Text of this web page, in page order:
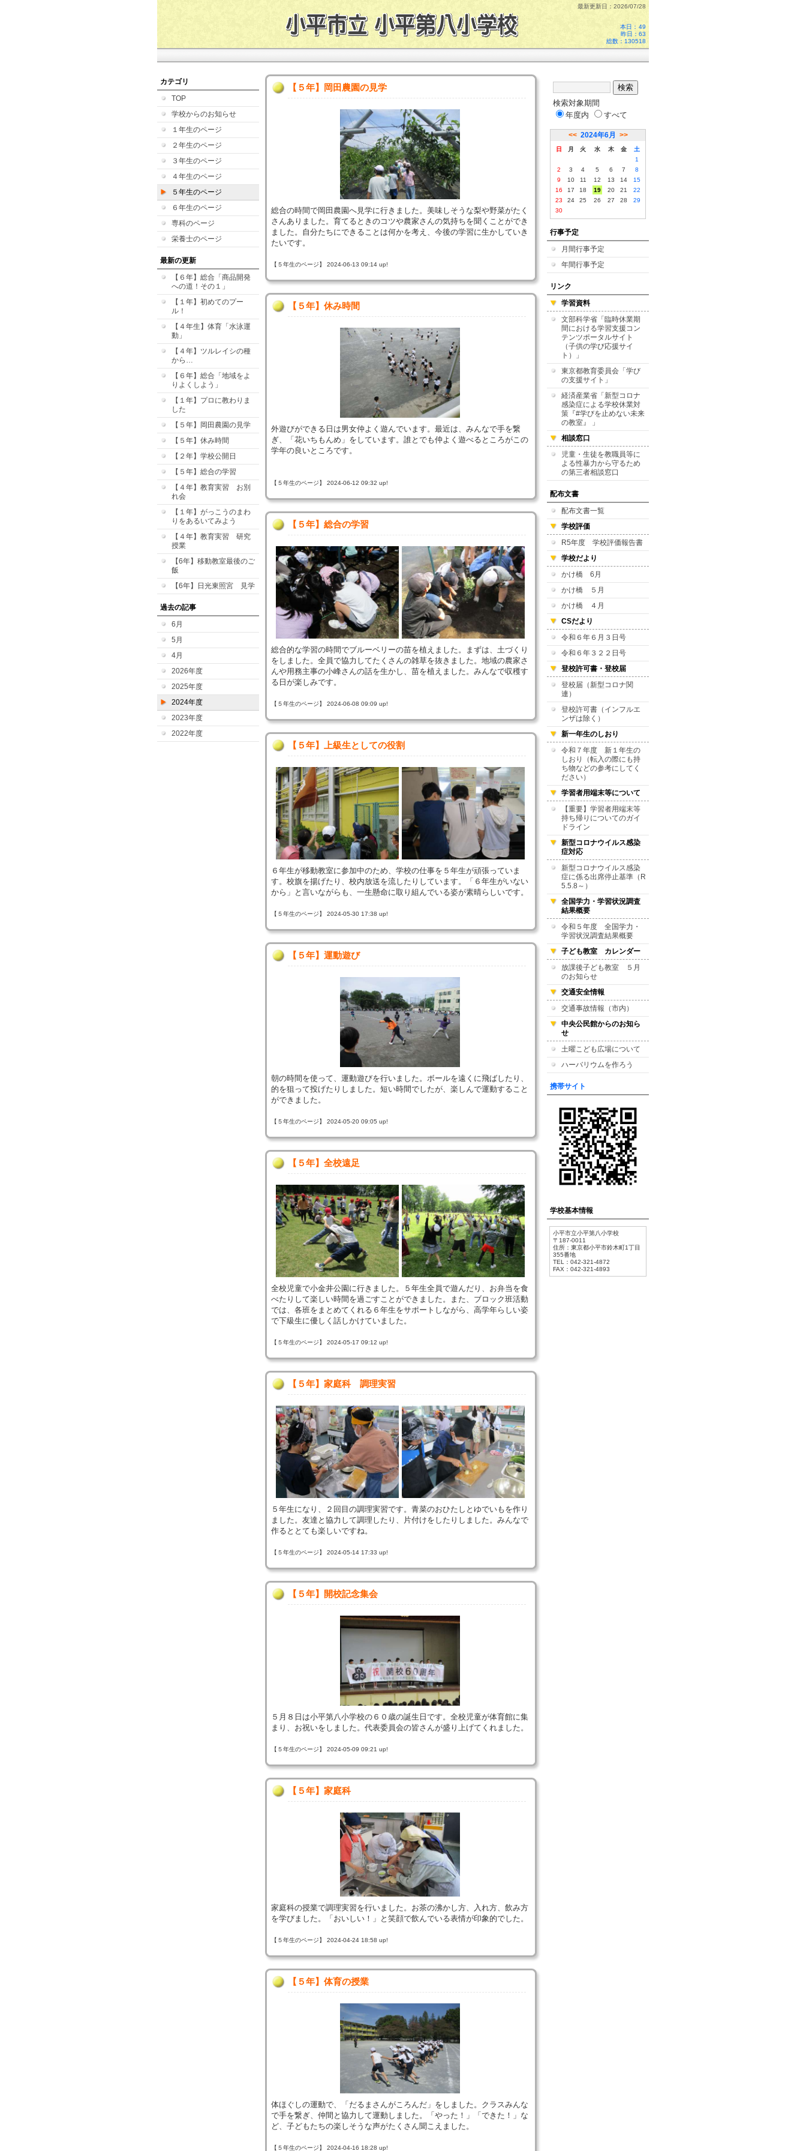
最新更新日：2026/07/28
本日： 49
昨日：63
総数：130518
カテゴリ
TOP
学校からのお知らせ
１年生のページ
２年生のページ
３年生のページ
４年生のページ
５年生のページ
６年生のページ
専科のページ
栄養士のページ
最新の更新
【６年】総合「商品開発
への道！その１」
【１年】初めてのプー
ル！
【４年生】体育「水泳運
動」
【４年】ツルレイシの種
から…
【６年】総合「地域をよ
りよくしよう」
【１年】プロに教わりま
した
【５年】岡田農園の見学
【５年】休み時間
【２年】学校公開日
【５年】総合の学習
【４年】教育実習 お別
れ会
【１年】がっこうのまわ
りをあるいてみよう
【４年】教育実習 研究
授業
【6年】移動教室最後のご
飯
【6年】日光東照宮 見学
過去の記事
6月
5月
4月
2026年度
2025年度
2024年度
2023年度
2022年度
【５年】岡田農園の見学
総合の時間で岡田農園へ見学に行きました。美味しそうな梨や野菜がたく
さんありました。育てるときのコツや農家さんの気持ちを聞くことができ
ました。自分たちにできることは何かを考え、今後の学習に生かしていき
たいです。
【５年生のページ】 2024-06-13 09:14 up!
【５年】休み時間
外遊びができる日は男女仲よく遊んでいます。最近は、みんなで手を繋
ぎ、「花いちもんめ」をしています。誰とでも仲よく遊べるところがこの
学年の良いところです。
【５年生のページ】 2024-06-12 09:32 up!
【５年】総合の学習
総合的な学習の時間でブルーベリーの苗を植えました。まずは、土づくり
をしました。全員で協力してたくさんの雑草を抜きました。地域の農家さ
んや用務主事の小峰さんの話を生かし、苗を植えました。みんなで収穫す
る日が楽しみです。
【５年生のページ】 2024-06-08 09:09 up!
【５年】上級生としての役割
６年生が移動教室に参加中のため、学校の仕事を５年生が頑張っていま
す。校旗を揚げたり、校内放送を流したりしています。「６年生がいない
から」と言いながらも、一生懸命に取り組んでいる姿が素晴らしいです。
【５年生のページ】 2024-05-30 17:38 up!
【５年】運動遊び
朝の時間を使って、運動遊びを行いました。ボールを遠くに飛ばしたり、
的を狙って投げたりしました。短い時間でしたが、楽しんで運動すること
ができました。
【５年生のページ】 2024-05-20 09:05 up!
【５年】全校遠足
全校児童で小金井公園に行きました。５年生全員で遊んだり、お弁当を食
べたりして楽しい時間を過ごすことができました。また、ブロック班活動
では、各班をまとめてくれる６年生をサポートしながら、高学年らしい姿
で下級生に優しく話しかけていました。
【５年生のページ】 2024-05-17 09:12 up!
【５年】家庭科 調理実習
５年生になり、２回目の調理実習です。青菜のおひたしとゆでいもを作り
ました。友達と協力して調理したり、片付けをしたりしました。みんなで
作るととても楽しいですね。
【５年生のページ】 2024-05-14 17:33 up!
【５年】開校記念集会
５月８日は小平第八小学校の６０歳の誕生日です。全校児童が体育館に集
まり、お祝いをしました。代表委員会の皆さんが盛り上げてくれました。
【５年生のページ】 2024-05-09 09:21 up!
【５年】家庭科
家庭科の授業で調理実習を行いました。お茶の沸かし方、入れ方、飲み方
を学びました。「おいしい！」と笑顔で飲んでいる表情が印象的でした。
【５年生のページ】 2024-04-24 18:58 up!
【５年】体育の授業
体ほぐしの運動で、「だるまさんがころんだ」をしました。クラスみんな
で手を繋ぎ、仲間と協力して運動しました。「やった！」「できた！」な
ど、子どもたちの楽しそうな声がたくさん聞こえました。
【５年生のページ】 2024-04-16 18:28 up!
検索対象期間
年度内
すべて
<< 2024年6月 >>
日 月 火 水 木 金
土
1
2
3 4 5 6 7
8
9
10 11 12 13 14
15
16
17 18 19 20 21
22
23
24 25 26 27 28
29
30
行事予定
月間行事予定
年間行事予定
リンク
学習資料
文部科学省「臨時休業期
間における学習支援コン
テンツポータルサイト
（子供の学び応援サイ
ト）」
東京都教育委員会「学び
の支援サイト」
経済産業省「新型コロナ
感染症による学校休業対
策『#学びを止めない未来
の教室』 」
相談窓口
児童・生徒を教職員等に
よる性暴力から守るため
の第三者相談窓口
配布文書
配布文書一覧
学校評価
R5年度 学校評価報告書
学校だより
かけ橋 6月
かけ橋 ５月
かけ橋 ４月
CSだより
令和６年６月３日号
令和６年３２２日号
登校許可書・登校届
登校届（新型コロナ関
連）
登校許可書（インフルエ
ンザは除く）
新一年生のしおり
令和７年度 新１年生の
しおり（転入の際にも持
ち物などの参考にしてく
ださい）
学習者用端末等について
【重要】学習者用端末等
持ち帰りについてのガイ
ドライン
新型コロナウイルス感染
症対応
新型コロナウイルス感染
症に係る出席停止基準（R
5.5.8～）
全国学力・学習状況調査
結果概要
令和５年度 全国学力・
学習状況調査結果概要
子ども教室 カレンダー
放課後子ども教室 ５月
のお知らせ
交通安全情報
交通事故情報（市内）
中央公民館からのお知ら
せ
土曜こども広場について
ハーバリウムを作ろう
携帯サイト
学校基本情報
小平市立小平第八小学校
〒187-0011
住所：東京都小平市鈴木町1丁目
355番地
TEL：042-321-4872
FAX：042-321-4893